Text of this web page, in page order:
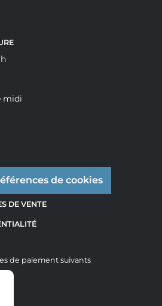
midi
de cookies
DE VENTE
de paiement suivants